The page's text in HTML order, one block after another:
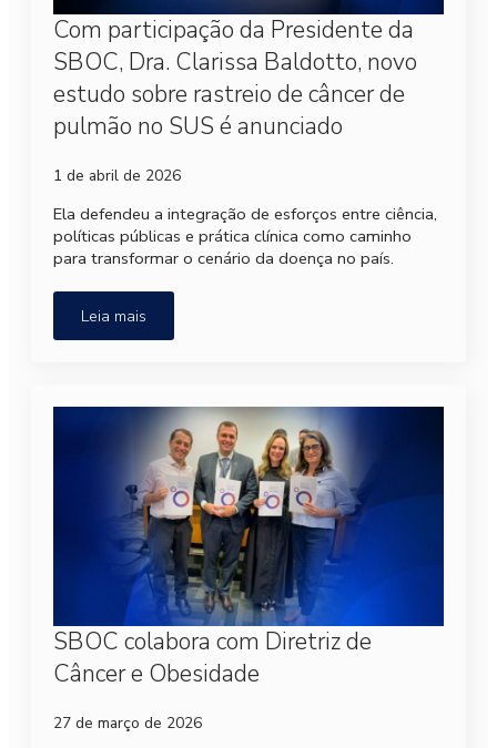
Com participação da Presidente da
SBOC, Dra. Clarissa Baldotto, novo
estudo sobre rastreio de câncer de
pulmão no SUS é anunciado
1 de abril de 2026
Ela defendeu a integração de esforços entre ciência,
políticas públicas e prática clínica como caminho
para transformar o cenário da doença no país.
Leia mais
SBOC colabora com Diretriz de
Câncer e Obesidade
27 de março de 2026